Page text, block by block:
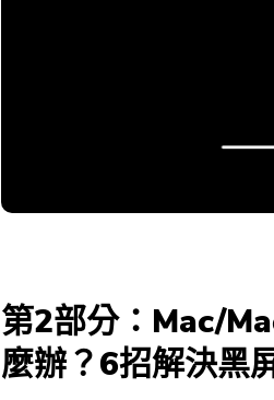
第2部分：Mac/
麼辦？6招解決黑
訂閱關